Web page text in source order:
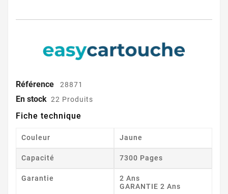
Référence 28871
En stock 22 Produits
Fiche technique
Couleur Jaune
Capacité 7300 Pages
Garantie
2 Ans
GARANTIE 2 Ans